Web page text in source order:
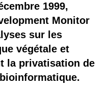
1999,
Monitor
sur les
végétale et
la privatisation de